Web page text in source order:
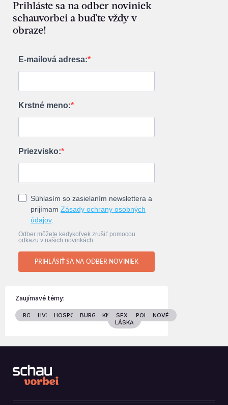
Prihláste sa na odber noviniek
schauvorbei a buďte vždy v
obraze!
E-mailová adresa:
Krstné meno:
Priezvisko:
Súhlasím so zasielaním newslettera a
prijímam Zásady ochrany osobných
údajov.
Odber môžete kedykoľvek zrušiť pomocou
odkazu v našich novinkách.
PRIHLÁSIŤ SA NA ODBER NOVINIEK
Zaujímavé témy:
RODINAHVIEZDYHOSPODÁRSTVO
BURGENLAND
KNIHYSEX &
LÁSKA
POLITIKA
NOVÉ